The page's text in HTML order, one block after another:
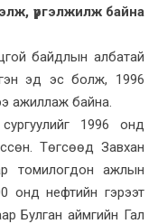
үргэлжилж байна
байдлын албатай
эд эс болж, 1996
ажиллаж байна.
1996 онд
Төгсөөд Завхан
томилогдон ажлын
онд нефтийн гэрээт
Булган аймгийн Гал